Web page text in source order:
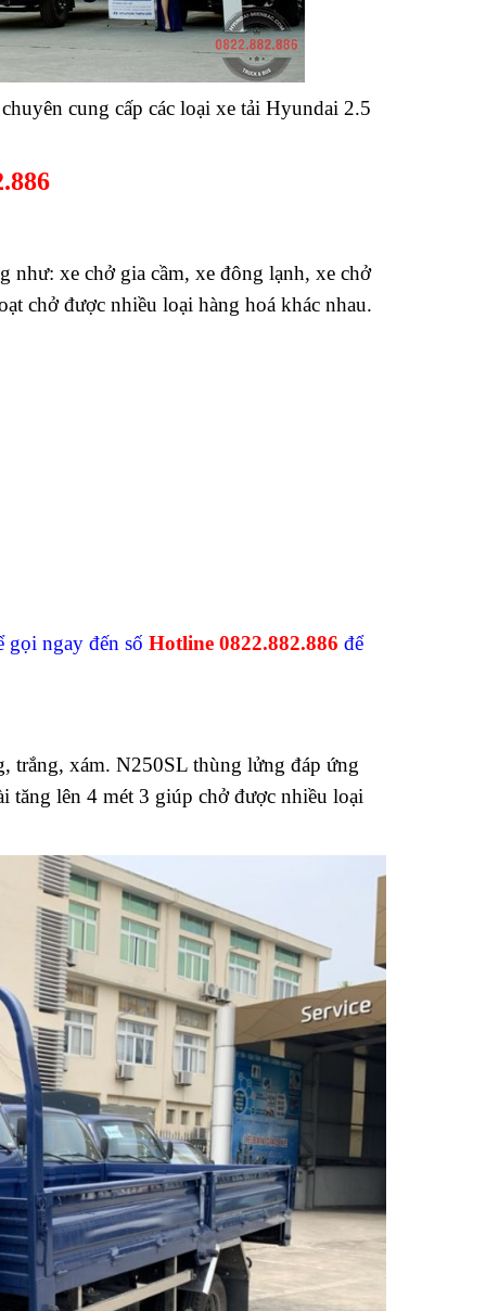
cung cấp các loại xe tải Hyundai 2.5
như: xe chở gia cầm, xe đông lạnh, xe chở
chở được nhiều loại hàng hoá khác nhau.
gọi ngay đến số Hotline 0822.882.886 để
trắng, xám. N250SL thùng lửng đáp ứng
tăng lên 4 mét 3 giúp chở được nhiều loại